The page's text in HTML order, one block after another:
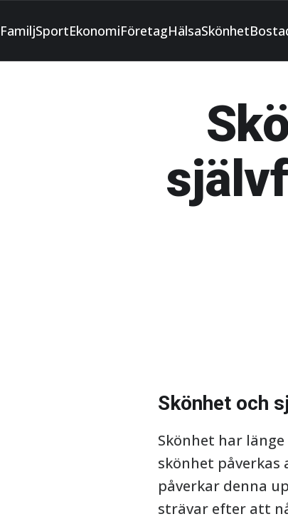
FamiljSportEkonomiFöretagHälsaSkönhet
Skönhet och
Skönhet har
skönhet
påverkar denna
strävar efter att